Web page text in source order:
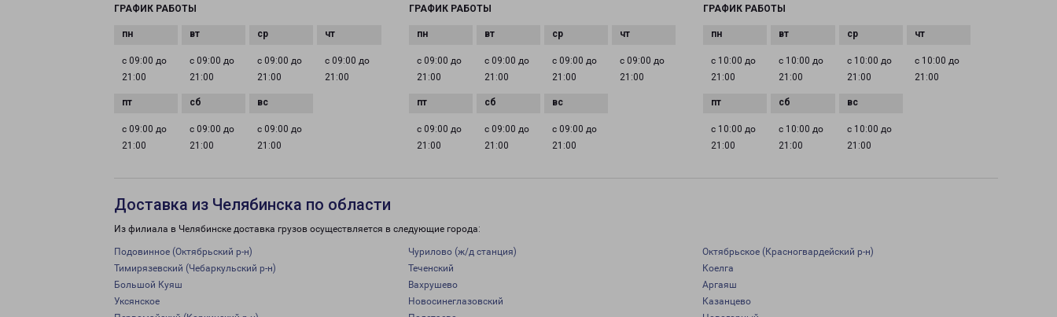
ГРАФИК РАБОТЫ
с 09:00 до
21:00
с 09:00 до
21:00
с 09:00 до
21:00
с 09:00 до
21:00
с 09:00 до
21:00
с 09:00 до
21:00
с 09:00 до
21:00
ГРАФИК РАБОТЫ
с 09:00 до
21:00
с 09:00 до
21:00
с 09:00 до
21:00
с 09:00 до
21:00
с 09:00 до
21:00
с 09:00 до
21:00
с 09:00 до
21:00
ГРАФИК РАБОТЫ
с 10:00 до
21:00
с 10:00 до
21:00
с 10:00 до
21:00
с 10:00 до
21:00
с 10:00 до
21:00
с 10:00 до
21:00
с 10:00 до
21:00
Доставка из Челябинска по области
Из филиала в Челябинске доставка грузов осуществляется в следующие города:
Подовинное (Октябрьский р-н) Чурилово (ж/д станция)
Октябрьское (Красногвардейский р-н)
Тимирязевский (Чебаркульский р-н)
Теченский
Коелга
Большой Куяш
Вахрушево
Аргаяш
Уксянское
Новосинеглазовский
Казанцево